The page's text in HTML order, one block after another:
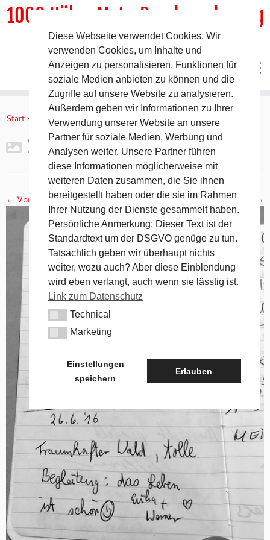
Inhalt
1000 HöhenMeterRundwanderweg
DER Rundwanderweg um Pommelsbrunn
Start » Gipfelbuch Leitenberg » 2017-11-05 19.23.54
2017-11-05 19.23.54
← Vorheriges Nächstes →
Diese Webseite verwendet Cookies. Wir
verwenden Cookies, um Inhalte und
Anzeigen zu personalisieren, Funktionen für
soziale Medien anbieten zu können und die
Zugriffe auf unsere Website zu analysieren.
Außerdem geben wir Informationen zu Ihrer
Verwendung unserer Website an unsere
Partner für soziale Medien, Werbung und
Analysen weiter. Unsere Partner führen
diese Informationen möglicherweise mit
weiteren Daten zusammen, die Sie ihnen
bereitgestellt haben oder die sie im Rahmen
Ihrer Nutzung der Dienste gesammelt haben.
Persönliche Anmerkung: Dieser Text ist der
Standardtext um der DSGVO genüge zu tun.
Tatsächlich geben wir überhaupt nichts
weiter, wozu auch? Aber diese Einblendung
wird eben verlangt, auch wenn sie lässtig ist.
Link zum Datenschutz
TechnicalTechnical
MarketingMarketing
Einstellungen
speichern
Erlauben